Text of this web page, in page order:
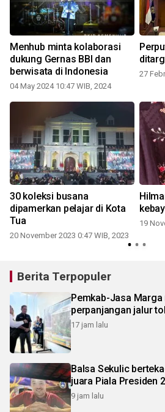
Menhub minta kolaborasi
dukung Gernas BBI dan
berwisata di Indonesia
04 May 2024 10:47 WIB, 2024
27
30 koleksi busana
dipamerkan pelajar di Kota
Tua
20 November 2023 0:47 WIB, 2023
19
Berita Terpopuler
Pemkab-Jasa
perpanjangan jalur
17 jam lalu
Balsa Sekulic
juara Piala Presiden
9 jam lalu